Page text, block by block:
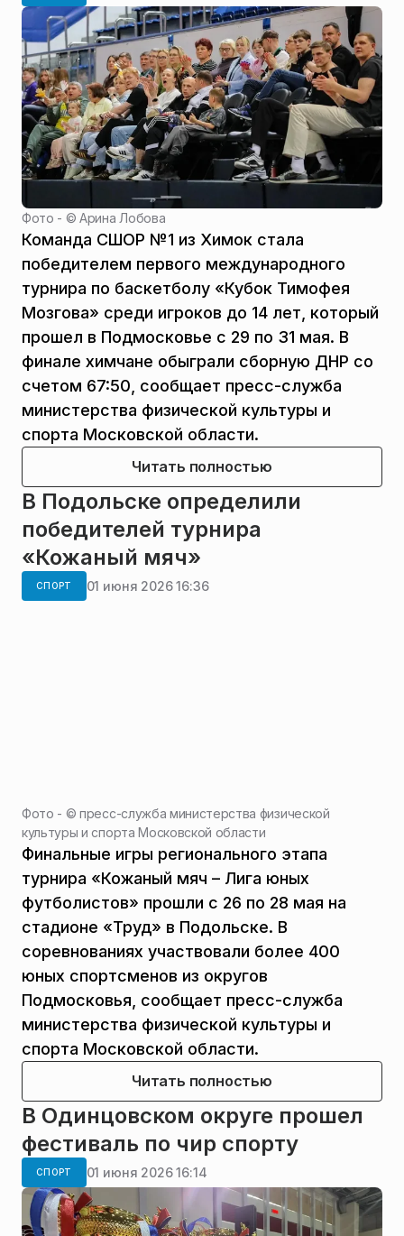
Фото - ©Арина Лобова
Команда СШОР №1 из Химок стала
победителем первого международного
турнира по баскетболу «Кубок Тимофея
Мозгова» среди игроков до 14 лет, который
прошел в Подмосковье с 29 по 31 мая. В
финале химчане обыграли сборную ДНР со
счетом 67:50, сообщает пресс-служба
министерства физической культуры и
спорта Московской области.
Читать полностью
В Подольске определили
победителей турнира
«Кожаный мяч»
СПОРТ 01 июня 2026 16:36
Фото - ©пресс-служба министерства физической
культуры и спорта Московской области
Финальные игры регионального этапа
турнира «Кожаный мяч – Лига юных
футболистов» прошли с 26 по 28 мая на
стадионе «Труд» в Подольске. В
соревнованиях участвовали более 400
юных спортсменов из округов
Подмосковья, сообщает пресс-служба
министерства физической культуры и
спорта Московской области.
Читать полностью
В Одинцовском округе прошел
фестиваль по чир спорту
СПОРТ 01 июня 2026 16:14